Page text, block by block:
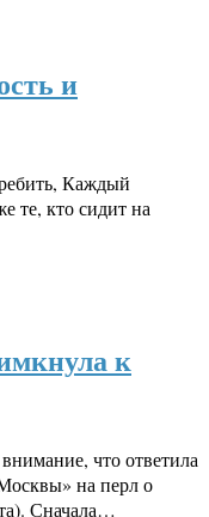
и
Каждый
те, кто сидит на
к
что ответила
на перл о
Сначала…